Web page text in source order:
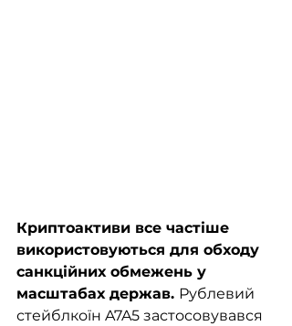
Криптоактиви все частіше
використовуються для обходу
санкційних обмежень у
масштабах держав. Рублевий
стейблкоїн A7A5 застосовувався